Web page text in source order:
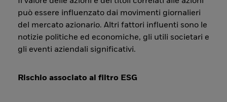
può essere influenzato dai movimenti giornalieri
del mercato azionario. Altri fattori influenti sono le
notizie politiche ed economiche, gli utili societari e
gli eventi aziendali significativi.
Rischio associato al filtro ESG